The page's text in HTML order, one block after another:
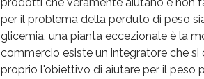
per il problema della perduto di peso
glicemia, una pianta eccezionale è la
commercio esiste un integratore che
proprio l'obiettivo di aiutare per il peso